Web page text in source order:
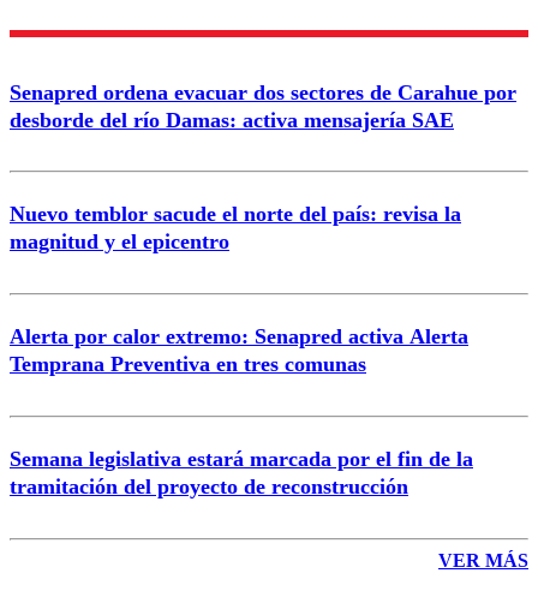
Correo
Senapred ordena evacuar dos sectores de Carahue por
desborde del río Damas: activa mensajería SAE
Nuevo temblor sacude el norte del país: revisa la
magnitud y el epicentro
Alerta por calor extremo: Senapred activa Alerta
Temprana Preventiva en tres comunas
Semana legislativa estará marcada por el fin de la
tramitación del proyecto de reconstrucción
VER MÁS